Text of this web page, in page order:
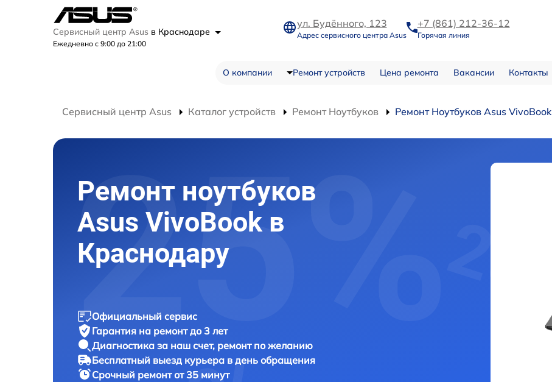
Сервисный центр Asus в Краснодаре
Ежедневно с 9:00 до 21:00
ул. Будённого, 123
Адрес сервисного центра Asus
+7 (861) 212-36-12
Горячая линия
О компании Ремонт устройств Цена ремонта Вакансии Контакты
Сервисный центр Asus Каталог устройств Ремонт Ноутбуков Ремонт Ноутбуков Asus VivoBook
Ремонт ноутбуков
Asus VivoBook в
Краснодару
Официальный сервис
Гарантия на ремонт до 3 лет
Диагностика за наш счет, ремонт по желанию
Бесплатный выезд курьера в день обращения
Срочный ремонт от 35 минут